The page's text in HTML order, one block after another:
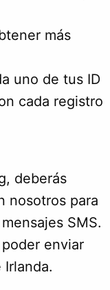
más
uno de tus ID
cada registro
deberás
nosotros para
SMS.
enviar